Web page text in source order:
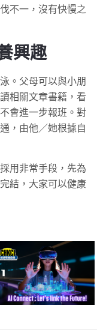
不一，沒有快慢之
興趣
。父母可以與小朋
相關文章書籍，看
會進一步報班。對
，由他／她根據自
用非常手段，先為
結，大家可以健康